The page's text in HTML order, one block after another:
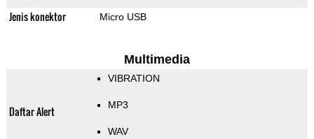
Jenis konektor Micro USB
Multimedia
Daftar Alert
VIBRATION
MP3
WAV